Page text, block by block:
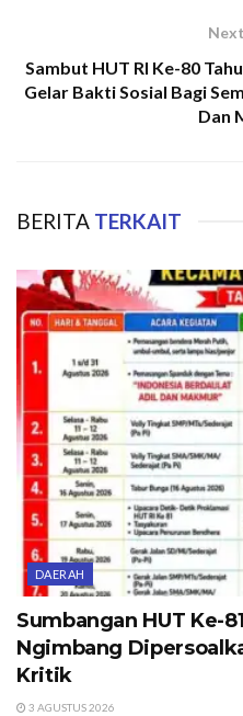
Sambut HUT RI Ke-80
Gelar Bakti Sosial Bagi
Dan
BERITA TERKAIT
DAERAH
Sumbangan HUT Ke-
Ngimbang
Kritik
3 AGUSTUS 2026